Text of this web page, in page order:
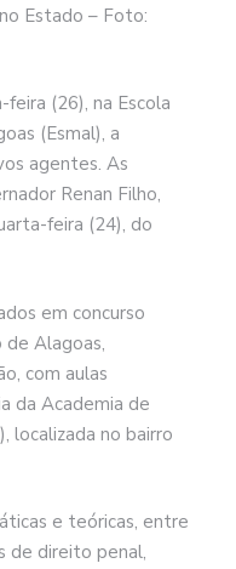
Estado – Foto:
(26), na Escola
(Esmal), a
agentes. As
Renan Filho,
feira (24), do
em concurso
Alagoas,
com aulas
da Academia de
localizada no bairro
e teóricas, entre
de direito penal,